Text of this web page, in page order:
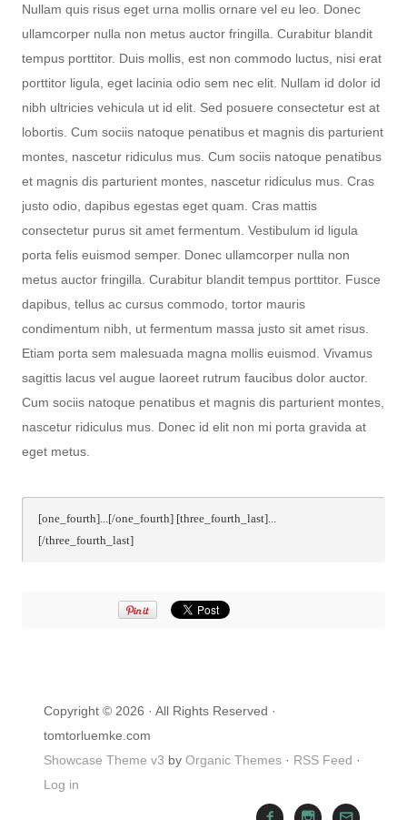
Nullam quis risus eget urna mollis ornare vel eu leo. Donec
ullamcorper nulla non metus auctor fringilla. Curabitur blandit
tempus porttitor. Duis mollis, est non commodo luctus, nisi erat
porttitor ligula, eget lacinia odio sem nec elit. Nullam id dolor id
nibh ultricies vehicula ut id elit. Sed posuere consectetur est at
lobortis. Cum sociis natoque penatibus et magnis dis parturient
montes, nascetur ridiculus mus. Cum sociis natoque penatibus
et magnis dis parturient montes, nascetur ridiculus mus. Cras
justo odio, dapibus egestas eget quam. Cras mattis
consectetur purus sit amet fermentum. Vestibulum id ligula
porta felis euismod semper. Donec ullamcorper nulla non
metus auctor fringilla. Curabitur blandit tempus porttitor. Fusce
dapibus, tellus ac cursus commodo, tortor mauris
condimentum nibh, ut fermentum massa justo sit amet risus.
Etiam porta sem malesuada magna mollis euismod. Vivamus
sagittis lacus vel augue laoreet rutrum faucibus dolor auctor.
Cum sociis natoque penatibus et magnis dis parturient montes,
nascetur ridiculus mus. Donec id elit non mi porta gravida at
eget metus.
[one_fourth]...[/one_fourth] [three_fourth_last]...
[/three_fourth_last]
Copyright © 2026 · All Rights Reserved ·
tomtorluemke.com
Showcase Theme v3 by Organic Themes · RSS Feed ·
Log in